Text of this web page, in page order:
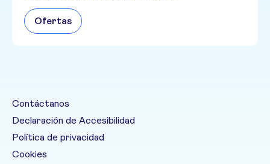
Ofertas
Contáctanos
Declaración de Accesibilidad
Política de privacidad
Cookies